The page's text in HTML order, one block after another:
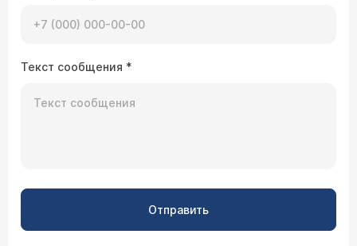
Текст сообщения *
Отправить